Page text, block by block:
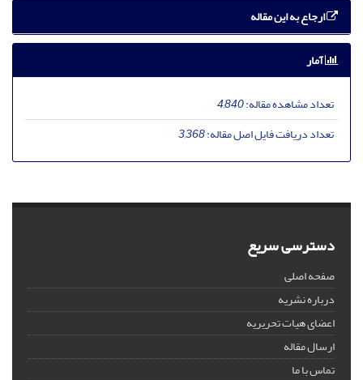
ارجاع به این مقاله
آمار
تعداد مشاهده مقاله:4,840
تعداد دریافت فایل اصل مقاله:3,368
دسترسی سریع
صفحه اصلی
درباره نشریه
اعضای هیات تحریریه
ارسال مقاله
تماس با ما